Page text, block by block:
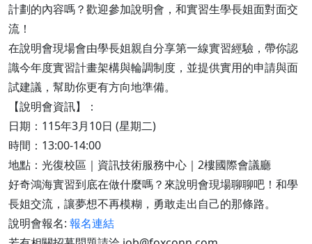
計劃的內容嗎？歡迎參加說明會，和實習生學長姐面對面交
流！
在說明會現場會由學長姐親自分享第一線實習經驗，帶你認
識今年度實習計畫架構與輪調制度，並提供實用的申請與面
試建議，幫助你更有方向地準備。
【說明會資訊】：
日期：115年3月10日 (星期二)
時間：13:00-14:00
地點：光復校區｜資訊技術服務中心｜2樓國際會議廳
好奇鴻海實習到底在做什麼嗎？來說明會現場聊聊吧！和學
長姐交流，讓夢想不再模糊，勇敢走出自己的那條路。
說明會報名: 報名連結